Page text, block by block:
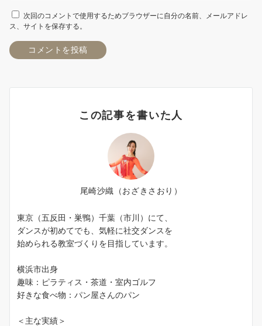
次回のコメントで使用するためブラウザーに自分の名前、メールアドレ
ス、サイトを保存する。
この記事を書いた人
尾崎沙織（おざきさおり）
東京（五反田・巣鴨）千葉（市川）にて、
ダンスが初めてでも、気軽に社交ダンスを
始められる教室づくりを目指しています。
横浜市出身
趣味：ピラティス・茶道・室内ゴルフ
好きな食べ物：パン屋さんのパン
＜主な実績＞